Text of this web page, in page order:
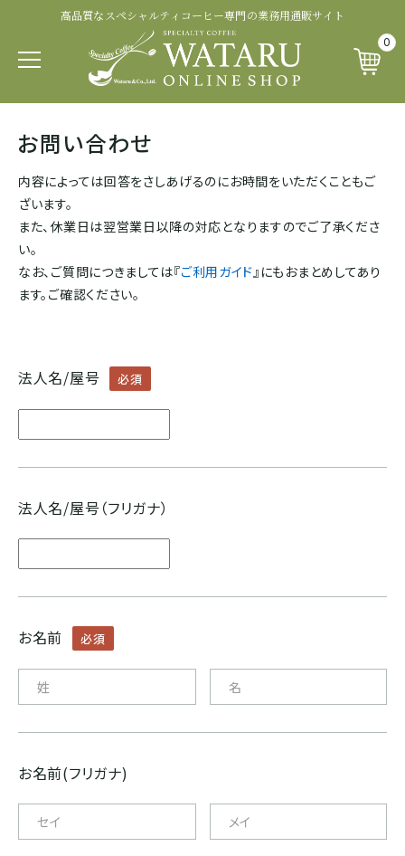
高品質なスペシャルティコーヒー専門の業務用通販サイト
0
お問い合わせ
内容によっては回答をさしあげるのにお時間をいただくこともご
ざいます。
また、休業日は翌営業日以降の対応となりますのでご了承くださ
い。
なお、ご質問につきましては『ご利用ガイド』にもおまとめしてあり
ます。ご確認ください。
法人名/屋号 必須
法人名/屋号（フリガナ）
お名前 必須
お名前(フリガナ)
品種から探す
ティピカ
ブルボン
ジャパニカ
カトゥアイ
モカ系
その他希少種
生産国から探す
イエメン
エチオピア
タンザニア
ルワンダ
CENTRAL AMERICA
メキシコ
グアテマラ
コスタリカ
ニカラグア
ホンジュラス
商品ランクから探す
トップスペシャルティ
スペシャルティコーヒー
プレミアムコーヒー
生産処理から探す
パルプドナチュラル
ナチュラル
ハニープロセス
アナエロビック系プロセス
ドライハル
その他独自プロセス
認証・その他から探す
フェアトレード認証
レインフォレスト・アライアンス認証
その他の認証
ナショナル・ウィナー
プライベートオークション
ソーシャルプロジェクト